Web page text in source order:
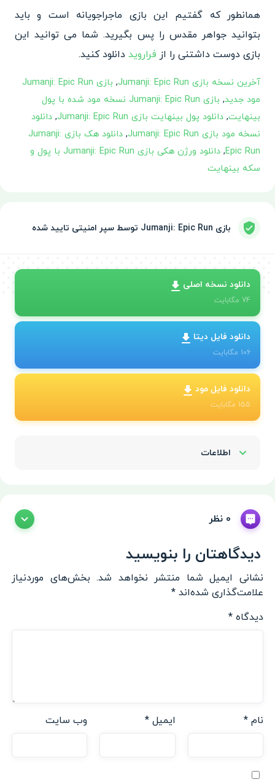
همانطور که گفتیم این بازی ماجراجویانه است و باید
بتوانید جواهر مقدس را پس بگیرید. شما می توانید این
بازی دوست داشتنی را از فراروید دانلود کنید.
آخرین نسخه بازی Jumanji: Epic Run ,
بازی Jumanji: Epic Run
مود جدید,
بازی Jumanji: Epic Run نسخه مود شده با پول
بینهایت, دانلود پول بینهایت بازی Jumanji: Epic Run , دانلود
نسخه مود بازی Jumanji: Epic Run
,
دانلود هک بازی Jumanji:
Epic Run
,
دانلود ورژن هکی بازی Jumanji: Epic Run با پول و
سکه بینهایت
بازی Jumanji: Epic Run توسط سپر امنیتی تایید شده
دانلود نسخه اصلی
74 مگابایت
دانلود فایل دیتا
106 مگابایت
دانلود فایل مود
155 مگابایت
اطلاعات
0 نظر
دیدگاهتان را بنویسید
نشانی ایمیل شما منتشر نخواهد شد. بخش‌های موردنیاز
علامت‌گذاری شده‌اند *
دیدگاه *
نام * ایمیل* وب‌ سایت